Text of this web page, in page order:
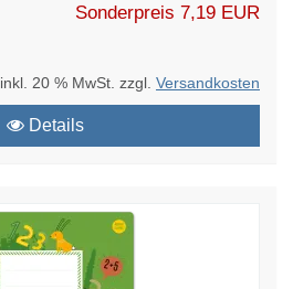
Sonderpreis 7,19 EUR
inkl. 20 % MwSt. zzgl. Versandkosten
Details